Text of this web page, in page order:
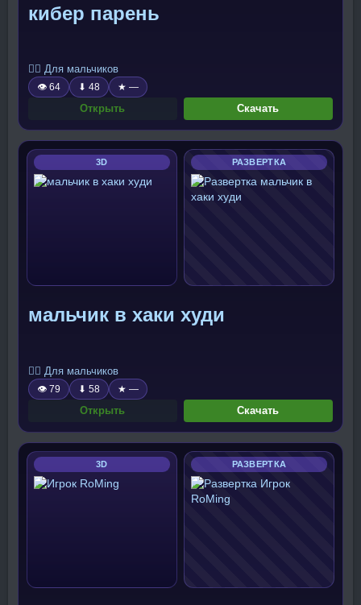
кибер парень
🧍‍♂️ Для мальчиков
👁 64 ⬇ 48 ★ —
Открыть Скачать
3D РАЗВЕРТКА
мальчик в хаки худи
🧍‍♂️ Для мальчиков
👁 79 ⬇ 58 ★ —
Открыть Скачать
3D РАЗВЕРТКА